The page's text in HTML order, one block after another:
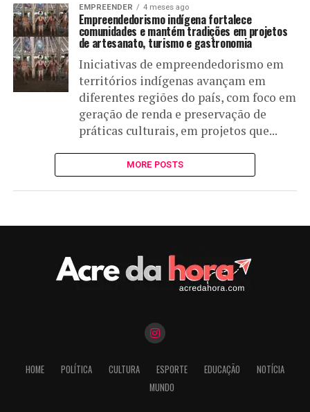
EMPREENDER 4 meses ago
Empreendedorismo indígena fortalece
comunidades e mantém tradições em projetos
de artesanato, turismo e gastronomia
Iniciativas de empreendedorismo em
territórios indígenas avançam em
diferentes regiões do país, com foco em
geração de renda e preservação de
práticas culturais, em projetos que...
MORE POSTS
HOME POLÍTICA CULTURA ESPORTE EDUCAÇÃO
NOTÍCIA
MUNDO